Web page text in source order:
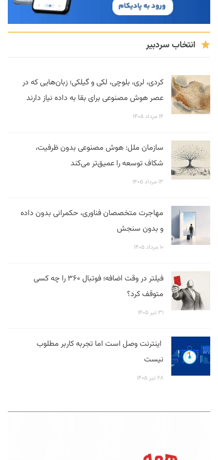
انتخاب سردبیر
کردی، لری، بلوچی، لکی و گیلکی؛ زبان‌هایی که در
عصر هوش مصنوعی برای بقا به داده نیاز دارند
۱۴ مرداد ۱۴۰۵
سازمان ملل: هوش مصنوعی بدون ظرفیت،
شکاف توسعه را عمیق‌تر می‌کند
۱۳ مرداد ۱۴۰۵
مهاجرت متخصصان فناوری، حکمرانی بدون داده
و بدون سنجش
۱۰ مرداد ۱۴۰۵
فیلتر در وقت اضافه؛ فوتبال ۳۶۰ را چه کسی
متوقف کرد؟
۳۱ تیر ۱۴۰۵
اینترنت وصل است اما تجربه کاربر مطلوب
نیست
۲۸ تیر ۱۴۰۵